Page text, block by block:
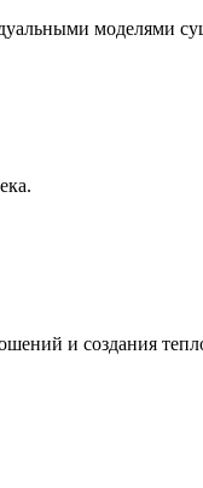
моделями
и создания